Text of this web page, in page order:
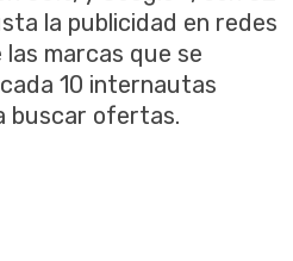
la publicidad en redes
las marcas que se
10 internautas
buscar ofertas.